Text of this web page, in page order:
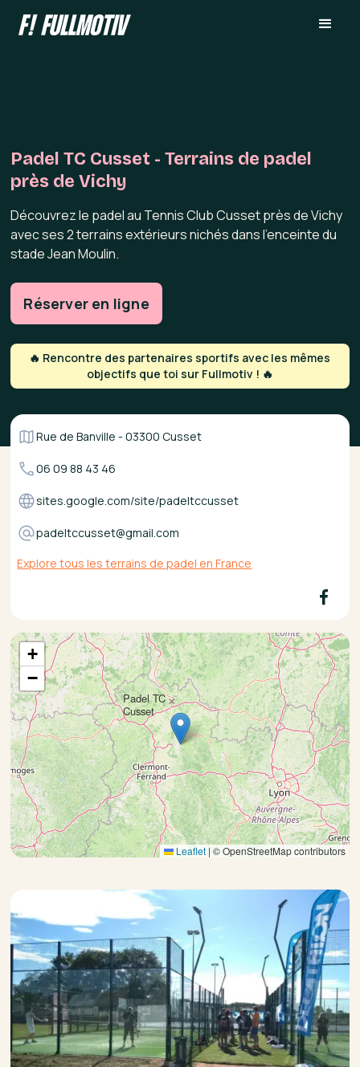
Padel TC Cusset - Terrains de padel
près de Vichy
Découvrez le padel au Tennis Club Cusset près de Vichy
avec ses 2 terrains extérieurs nichés dans l'enceinte du
stade Jean Moulin.
Réserver en ligne
🔥 Rencontre des partenaires sportifs avec les mêmes
objectifs que toi sur Fullmotiv ! 🔥
Rue de Banville - 03300 Cusset
06 09 88 43 46
sites.google.com/site/padeltccusset
padeltccusset@gmail.com
Explore tous les terrains de padel en France
Padel TC
Cusset
×
+
−
Leaflet | © OpenStreetMap contributors